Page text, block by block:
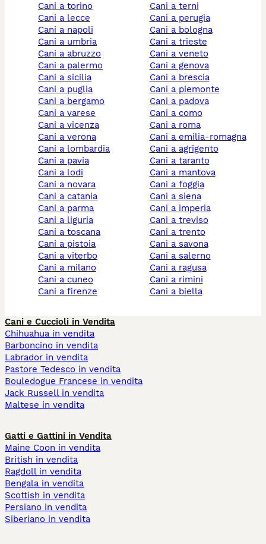
cani a torino
cani a lecce
cani a napoli
cani a umbria
cani a abruzzo
cani a palermo
cani a sicilia
cani a puglia
cani a bergamo
cani a varese
cani a vicenza
cani a verona
cani a lombardia
cani a pavia
cani a lodi
cani a novara
cani a catania
cani a parma
cani a liguria
cani a toscana
cani a pistoia
cani a viterbo
cani a milano
cani a cuneo
cani a firenze
cani a terni
cani a perugia
cani a bologna
cani a trieste
cani a veneto
cani a genova
cani a brescia
cani a piemonte
cani a padova
cani a como
cani a roma
cani a emilia-romagna
cani a agrigento
cani a taranto
cani a mantova
cani a foggia
cani a siena
cani a imperia
cani a treviso
cani a trento
cani a savona
cani a salerno
cani a ragusa
cani a rimini
cani a biella
Cani e Cuccioli in Vendita
Chihuahua in vendita
Barboncino in vendita
Labrador in vendita
Pastore Tedesco in vendita
Bouledogue Francese in vendita
Jack Russell in vendita
Maltese in vendita
Gatti e Gattini in Vendita
Maine Coon in vendita
British in vendita
Ragdoll in vendita
Bengala in vendita
Scottish in vendita
Persiano in vendita
Siberiano in vendita